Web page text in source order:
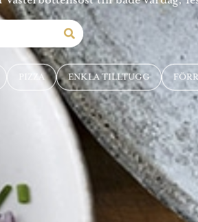
PIZZA ENKLA TILLTUGG